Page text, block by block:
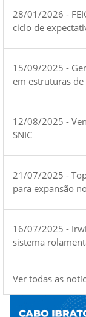
28/01/2026 -
ciclo de
15/09/2025 -
em estruturas
12/08/2025 -
SNIC
21/07/2025 -
para expansão
16/07/2025 -
sistema
Ver todas as